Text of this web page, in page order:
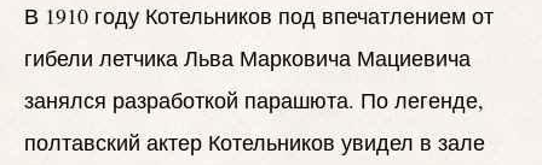
В 1910 году Котельников под впечатлением от
гибели летчика Льва Марковича Мациевича
занялся разработкой парашюта. По легенде,
полтавский актер Котельников увидел в зале